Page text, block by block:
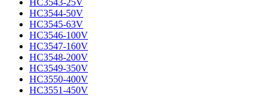
HC3543-25V
HC3544-50V
HC3545-63V
HC3546-100V
HC3547-160V
HC3548-200V
HC3549-350V
HC3550-400V
HC3551-450V